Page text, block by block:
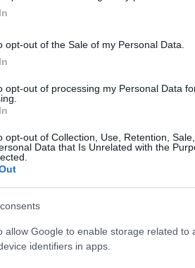
opt-out of the Sale of my Personal Data.
opt-out of processing my Personal Data
opt-out of Collection, Use, Retention,
Data that Is Unrelated with the
allow Google to enable storage related to
identifiers in apps.
eivätkä ne kaikki
merkityksestä arjessa,
Sen vaikutukset
läsnäolollamme
jälkeen, mikä johtui yhden
siten hoitokertojen
pidin muutenkin aina
Espanjaan maaliskuun
viikon harjoitusjakso
Tätä myös Taini oli
se, että
huippu-urheilija, joka